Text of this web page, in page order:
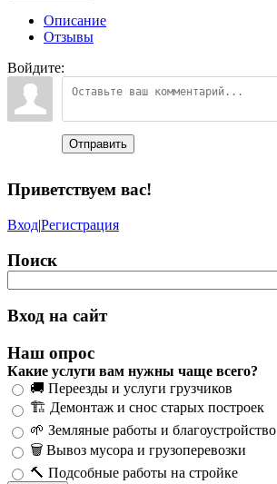
Описание
Отзывы
Войдите:
Отправить
Приветствуем вас!
Вход|Регистрация
Поиск
Вход на сайт
Наш опрос
Какие услуги вам нужны чаще всего?
🚚 Переезды и услуги грузчиков
🏗️ Демонтаж и снос старых построек
🌱 Земляные работы и благоустройство
🗑️ Вывоз мусора и грузоперевозки
🔨 Подсобные работы на стройке